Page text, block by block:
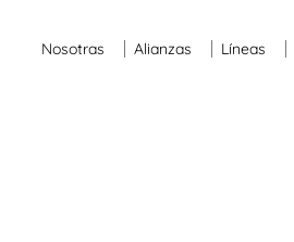
Nosotras Alianzas Líneas